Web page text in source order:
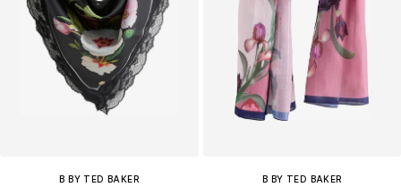
B BY TED BAKER
B BY TED BAKER